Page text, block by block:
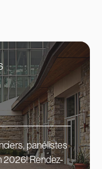
panélistes
2026! Rendez-